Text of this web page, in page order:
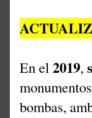
En el2019,
bombas,